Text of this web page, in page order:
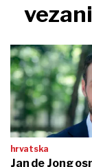
hrvatska
Jan de Jong